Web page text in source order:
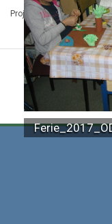
Projekt Kuźnia
© MBP